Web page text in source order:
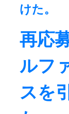
再応
ルフ
スを